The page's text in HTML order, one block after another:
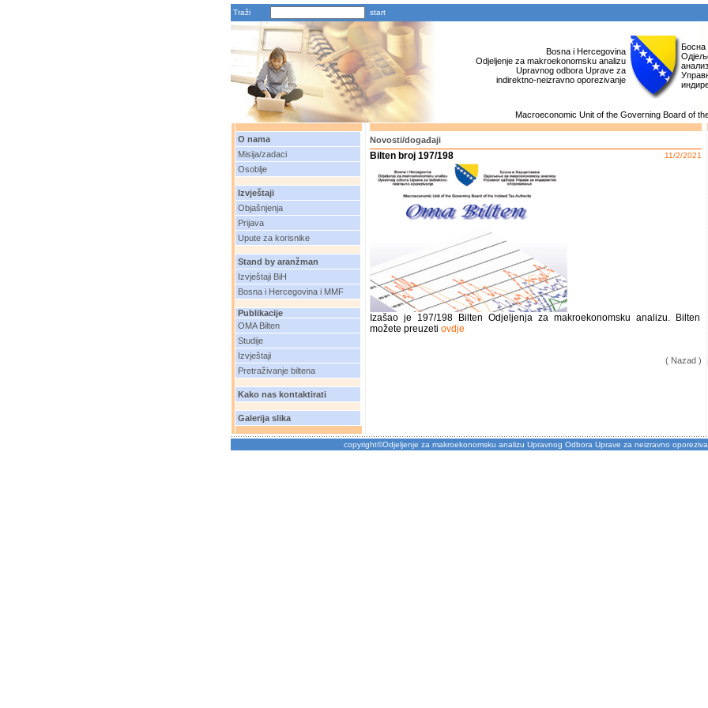
Traži
Bosna i Hercegovina
Odjeljenje za makroekonomsku analizu
Upravnog odbora Uprave za
indirektno-neizravno oporezivanje
Босна
Macroeconomic Unit of the Governing Board of
O nama
Misija/zadaci
Osoblje
Izvještaji
Objašnjenja
Prijava
Upute za korisnike
Stand by aranžman
Izvještaji BiH
Bosna i Hercegovina i MMF
Publikacije
OMA Bilten
Studije
Izvještaji
Pretraživanje biltena
Kako nas kontaktirati
Galerija slika
Novosti/događaji
Bilten broj 197/198 11/2/2021
Izašao je 197/198 Bilten Odjeljenja za makroekonomsku analizu. Bilten
možete preuzeti ovdje
( Nazad )
copyright©Odjeljenje za makroekonomsku analizu Upravnog Odbora Uprave za neizravno